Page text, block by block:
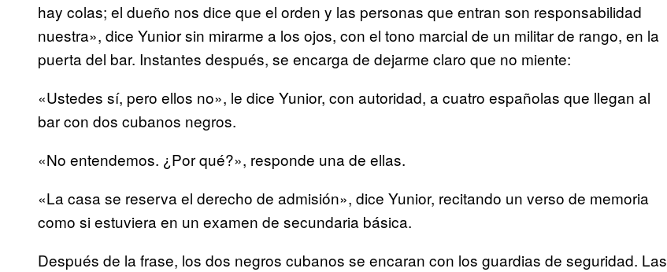
hay colas; el dueño nos dice que el orden y las personas que entran son responsabilidad
nuestra», dice Yunior sin mirarme a los ojos, con el tono marcial de un militar de rango, en la
puerta del bar. Instantes después, se encarga de dejarme claro que no miente:
«Ustedes sí, pero ellos no», le dice Yunior, con autoridad, a cuatro españolas que llegan al
bar con dos cubanos negros.
«No entendemos. ¿Por qué?», responde una de ellas.
«La casa se reserva el derecho de admisión», dice Yunior, recitando un verso de memoria
como si estuviera en un examen de secundaria básica.
Después de la frase, los dos negros cubanos se encaran con los guardias de seguridad. Las